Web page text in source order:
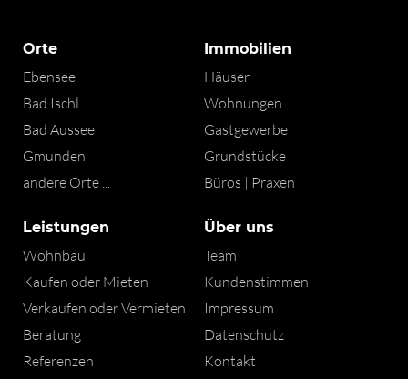
Orte
Ebensee
Bad Ischl
Bad Aussee
Gmunden
andere Orte ...
Immobilien
Häuser
Wohnungen
Gastgewerbe
Grundstücke
Büros | Praxen
Leistungen
Wohnbau
Kaufen oder Mieten
Verkaufen oder Vermieten
Beratung
Referenzen
Über uns
Team
Kundenstimmen
Impressum
Datenschutz
Kontakt